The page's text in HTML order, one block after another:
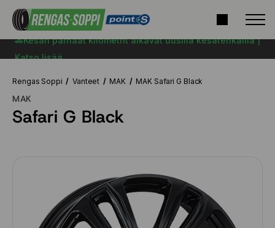
🚗Kesän parhaat kilometrit alkavat uusilla kesärenkailla |
Katso lisää
Rengas Soppi Vanteet MAK MAK Safari G Black
MAK
Safari G Black